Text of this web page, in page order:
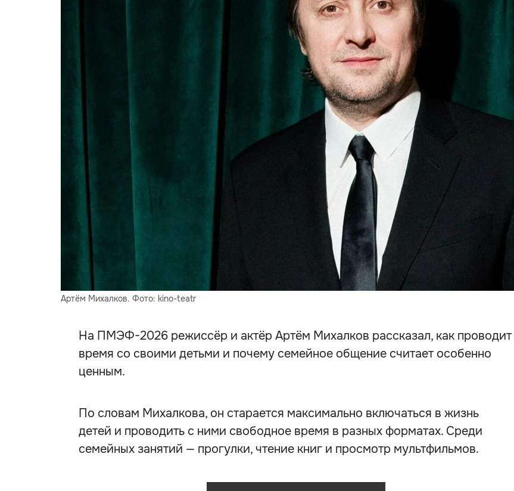
Артём Михалков. Фото: kino-teatr
На ПМЭФ-2026 режиссёр и актёр Артём Михалков рассказал, как проводит
время со своими детьми и почему семейное общение считает особенно
ценным.
По словам Михалкова, он старается максимально включаться в жизнь
детей и проводить с ними свободное время в разных форматах. Среди
семейных занятий — прогулки, чтение книг и просмотр мультфильмов.